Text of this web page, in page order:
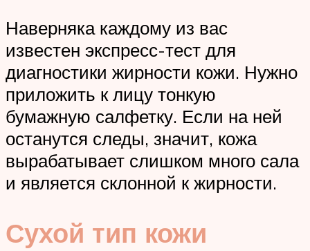
Наверняка каждому из вас
известен экспресс-тест для
диагностики жирности кожи. Нужно
приложить к лицу тонкую
бумажную салфетку. Если на ней
останутся следы, значит, кожа
вырабатывает слишком много сала
и является склонной к жирности.
Сухой тип кожи